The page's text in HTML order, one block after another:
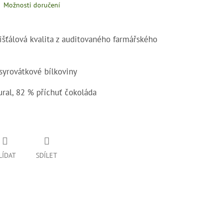
Možnosti doručení
kvalita z auditovaného farmářského
bílkoviny
82 % příchuť čokoláda
SDÍLET